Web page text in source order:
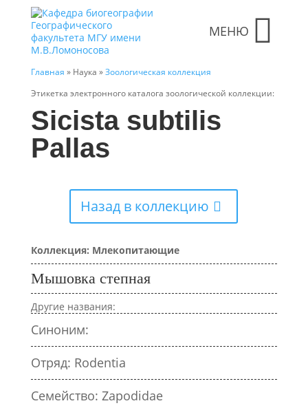
МЕНЮ
Главная » Наука »Зоологическая коллекция
Этикетка электронного каталога зоологической коллекции:
Sicista subtilis
Pallas
Назад в коллекцию
Коллекция: Млекопитающие
Мышовка степная
Другие названия:
Синоним:
Отряд: Rodentia
Семейство: Zapodidae